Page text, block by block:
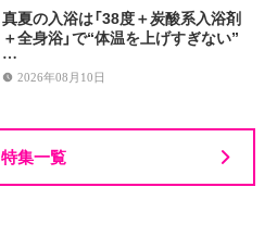
真夏の入浴は「38度＋炭酸系入浴剤
＋全身浴」で“体温を上げすぎない”
…
2026年08月10日
特集一覧